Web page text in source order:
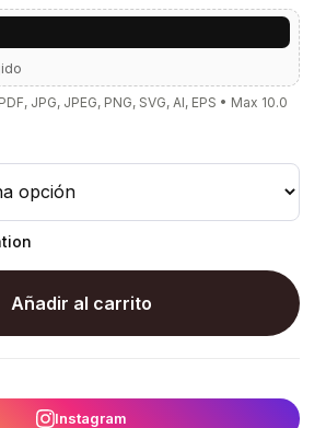
JPG, JPEG, PNG, SVG, AI, EPS • Max 10.0
Añadir al carrito
Instagram